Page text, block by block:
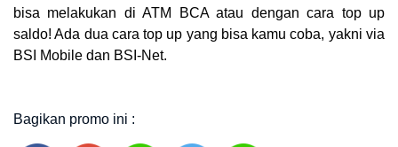
bisa melakukan di ATM BCA atau dengan cara top up
saldo! Ada dua cara top up yang bisa kamu coba, yakni via
BSI Mobile dan BSI-Net.
Bagikan promo ini :